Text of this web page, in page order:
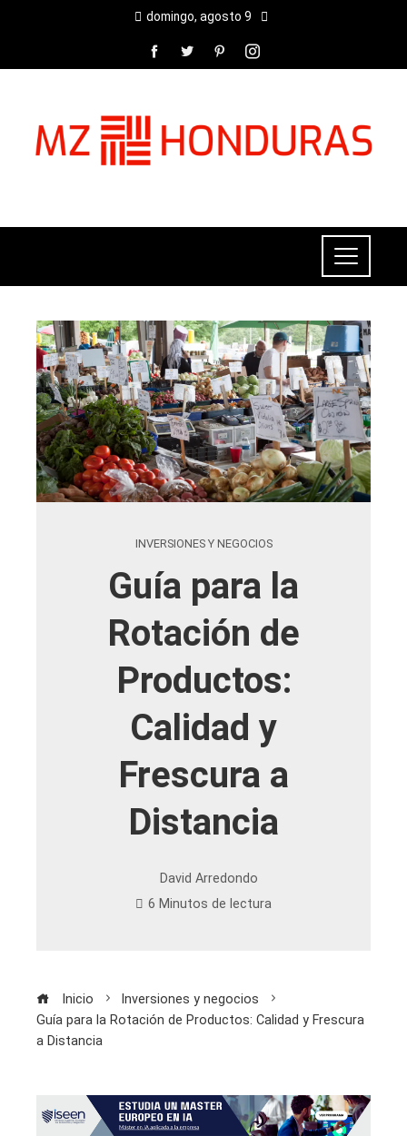
domingo, agosto 9
INVERSIONES Y NEGOCIOS
Guía para la
Rotación de
Productos:
Calidad y
Frescura a
Distancia
David Arredondo
6 Minutos de lectura
Inicio
Inversiones y negocios
Guía para la Rotación de Productos: Calidad y Frescura
a Distancia